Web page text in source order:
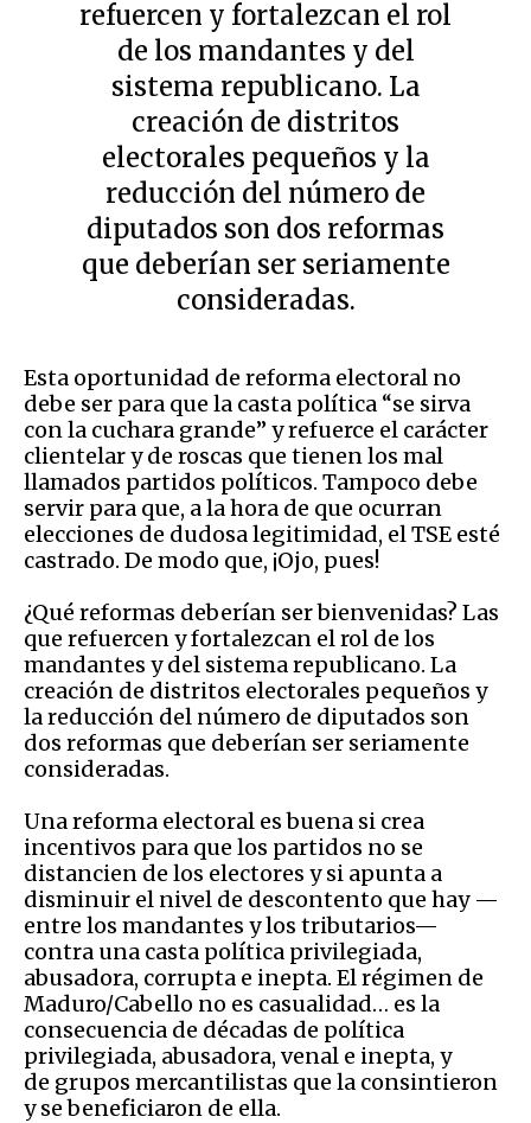
refuercen y fortalezcan el rol
de los mandantes y del
sistema republicano. La
creación de distritos
electorales pequeños y la
reducción del número de
diputados son dos reformas
que deberían ser seriamente
consideradas.
Esta oportunidad de reforma electoral no
debe ser para que la casta política “se sirva
con la cuchara grande” y refuerce el carácter
clientelar y de roscas que tienen los mal
llamados partidos políticos. Tampoco debe
servir para que, a la hora de que ocurran
elecciones de dudosa legitimidad, el TSE esté
castrado. De modo que, ¡Ojo, pues!
¿Qué reformas deberían ser bienvenidas? Las
que refuercen y fortalezcan el rol de los
mandantes y del sistema republicano. La
creación de distritos electorales pequeños y
la reducción del número de diputados son
dos reformas que deberían ser seriamente
consideradas.
Una reforma electoral es buena si crea
incentivos para que los partidos no se
distancien de los electores y si apunta a
disminuir el nivel de descontento que hay —
entre los mandantes y los tributarios—
contra una casta política privilegiada,
abusadora, corrupta e inepta. El régimen de
Maduro/Cabello no es casualidad… es la
consecuencia de décadas de política
privilegiada, abusadora, venal e inepta, y
de grupos mercantilistas que la consintieron
y se beneficiaron de ella.